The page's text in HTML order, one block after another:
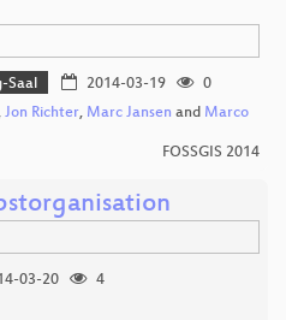
Saal 2014-03-19
0
Jon Richter, Marc Jansen and Marco
FOSSGIS 2014
03-20
4